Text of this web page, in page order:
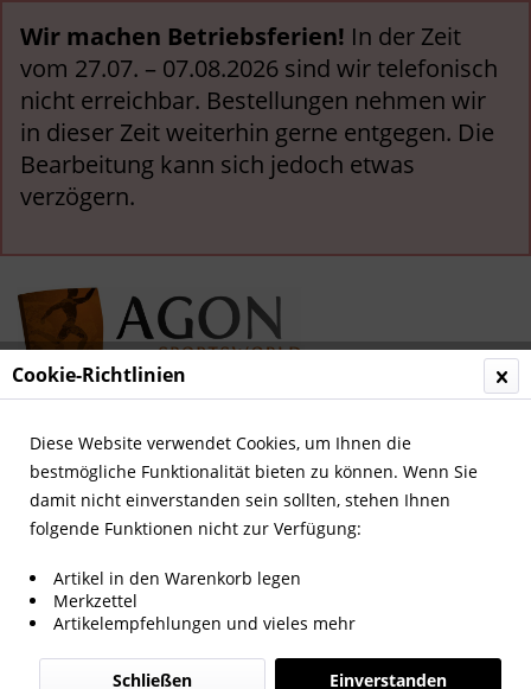
Wir machen Betriebsferien! In der Zeit
vom 27.07. – 07.08.2026 sind wir telefonisch
nicht erreichbar. Bestellungen nehmen wir
in dieser Zeit weiterhin gerne entgegen. Die
Bearbeitung kann sich jedoch etwas
verzögern.
Menü
Übersicht Deutsche Bücher
der Welt.
Cookie-Richtlinien
Diese Website verwendet Cookies, um Ihnen die
bestmögliche Funktionalität bieten zu können. Wenn Sie
damit nicht einverstanden sein sollten, stehen Ihnen
folgende Funktionen nicht zur Verfügung:
Artikel in den Warenkorb legen
Merkzettel
Artikelempfehlungen und vieles mehr
Einverstanden
Schließen